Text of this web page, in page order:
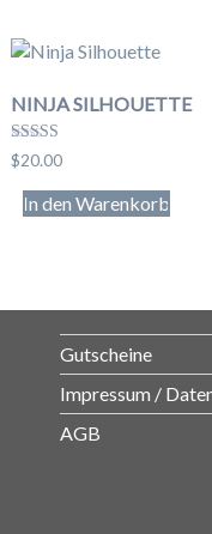
NINJA SILHOUETTE
Bewertet mit
5.00
von 5
$20.00
In den Warenkorb
Gutscheine
Impressum /
AGB